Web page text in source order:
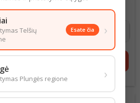
Telšių
Esate čia ›
Plungės regione ›